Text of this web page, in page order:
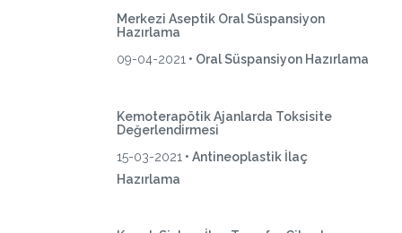
Merkezi Aseptik Oral Süspansiyon
Hazırlama
09-04-2021 • Oral Süspansiyon Hazırlama
Kemoterapötik Ajanlarda Toksisite
Değerlendirmesi
15-03-2021 • Antineoplastik İlaç
Hazırlama